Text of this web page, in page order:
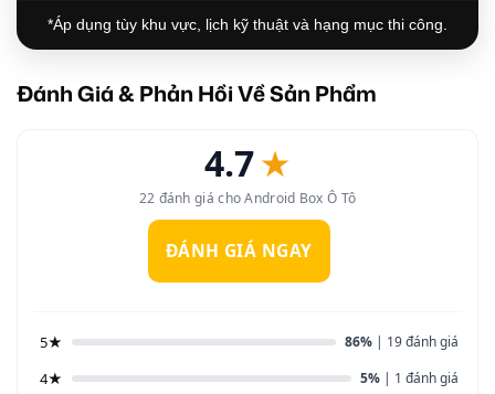
*Áp dụng tùy khu vực, lịch kỹ thuật và hạng mục thi công.
Đánh Giá & Phản Hồi Về Sản Phẩm
4.7★
22 đánh giá cho Android Box Ô Tô
ĐÁNH GIÁ NGAY
5★ 86% | 19 đánh giá
4★ 5% | 1 đánh giá